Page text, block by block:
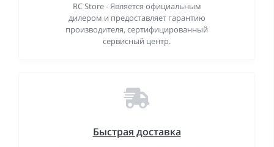
RC Store - Является официальным
дилером и предоставляет гарантию
производителя, сертифицированный
сервисный центр.
Быстрая доставка